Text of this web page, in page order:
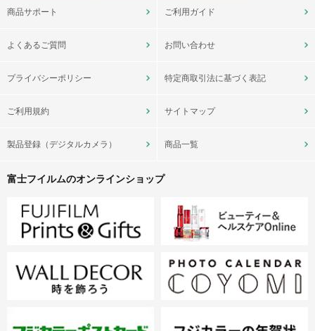
商品サポート ご利用ガイド
よくあるご質問 お問い合わせ
プライバシーポリシー 特定商取引法に基づく表記
ご利用規約 サイトマップ
製品登録（デジタルカメラ） 商品一覧
富士フイルムのオンラインショップ